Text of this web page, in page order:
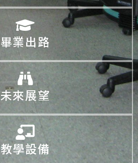
畢業出路
未來展望
教學設備